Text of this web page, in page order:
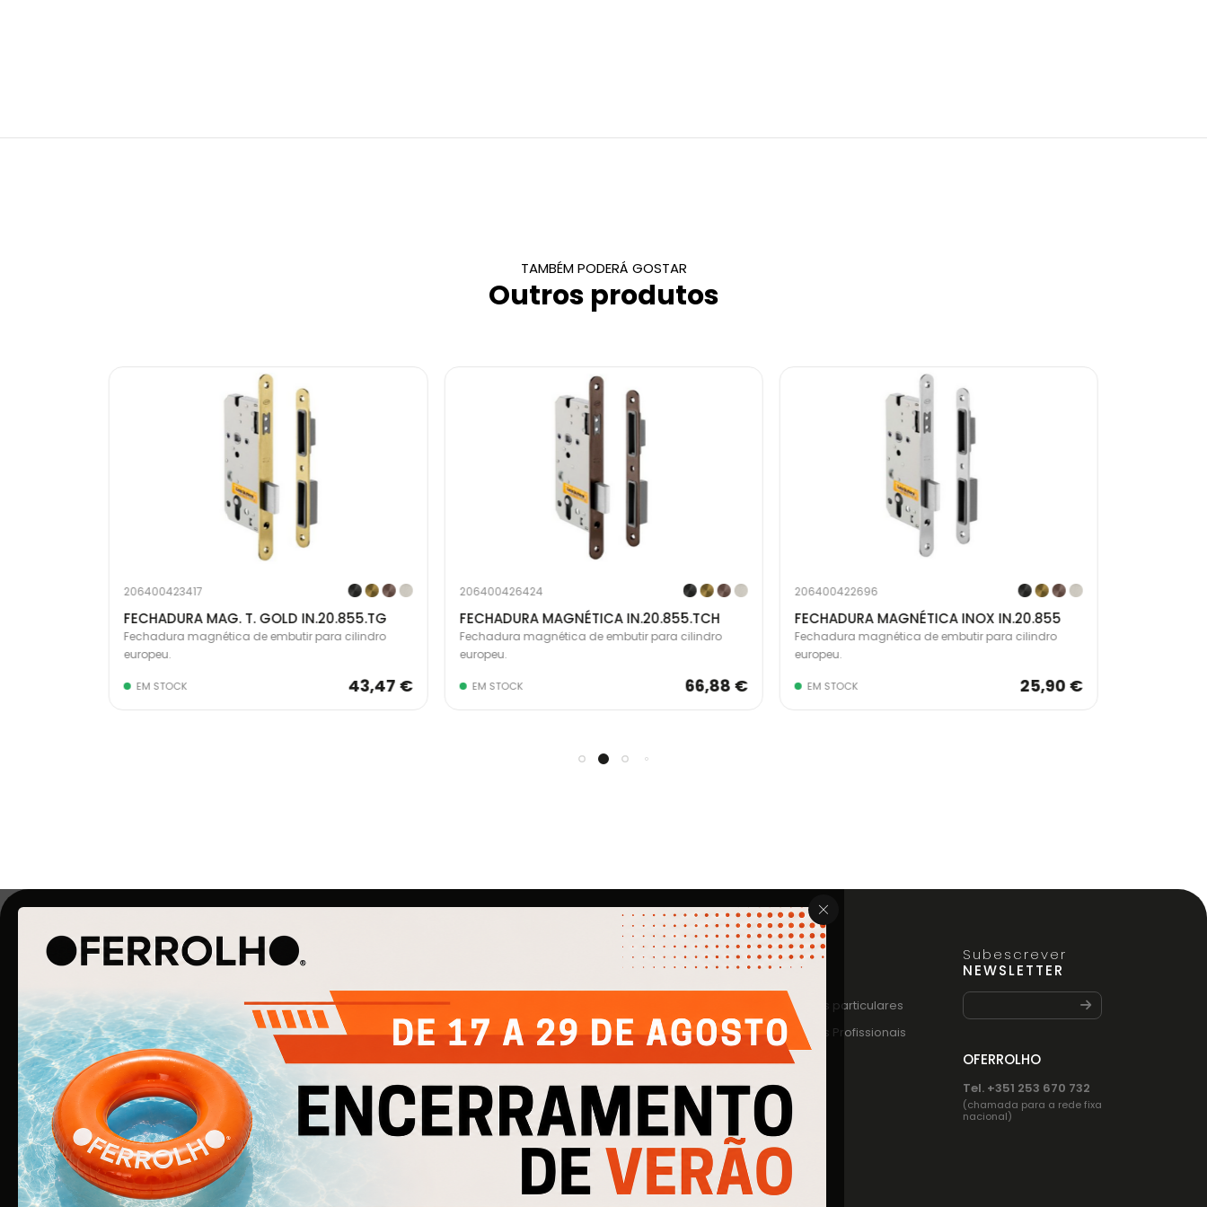
TAMBÉM PODERÁ GOSTAR
Outros produtos
206400423417
FECHADURA MAG. T. GOLD IN.20.855.TG
Fechadura magnética de embutir para cilindro
europeu.
EM STOCK 43,47 €
206400426424
FECHADURA MAGNÉTICA IN.20.855.TCH
Fechadura magnética de embutir para cilindro
europeu.
EM STOCK 66,88 €
206400422696
FECHADURA MAGNÉTICA INOX IN.20.855
Fechadura magnética de embutir para cilindro
europeu.
EM STOCK 25,90 €
O Ferrolho iniciou a sua atividade em 1990. O que
começou por ser uma simples empresa de
ferragens para construção civil, é agora uma
empresa de referência na área de Ferragens
para Mobiliário e Arquitetura.
Quem Somos
Produtos
Catálogos
AJUDA
Política de Privacidade
Política de Cookies
INFO
Clientes particulares
Clientes Profissionais
Subescrever
NEWSLETTER
OFERROLHO
Tel. +351 253 670 732
(chamada para a rede fixa
nacional)
Cofinanciado por: